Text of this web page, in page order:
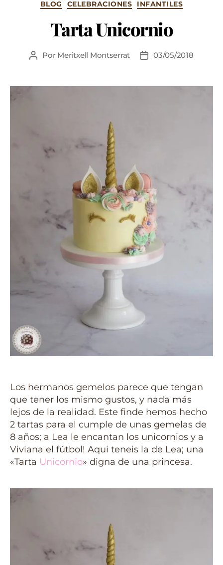
BLOG CELEBRACIONES INFANTILES
Tarta Unicornio
Por Meritxell Montserrat 03/05/2018
Los hermanos gemelos parece que tengan
que tener los mismo gustos, y nada más
lejos de la realidad. Este finde hemos hecho
2 tartas para el cumple de unas gemelas de
8 años; a Lea le encantan los unicornios y a
Viviana el fútbol! Aqui teneis la de Lea; una
«Tarta Unicornio» digna de una princesa.